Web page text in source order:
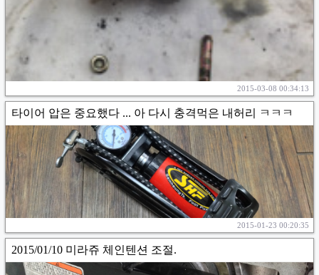
2015-03-08 00:34:13
타이어 압은 중요했다 ... 아 다시 충격먹은 내허리 ㅋㅋㅋ
2015-01-23 00:20:35
2015/01/10 미라쥬 체인텐션 조절.